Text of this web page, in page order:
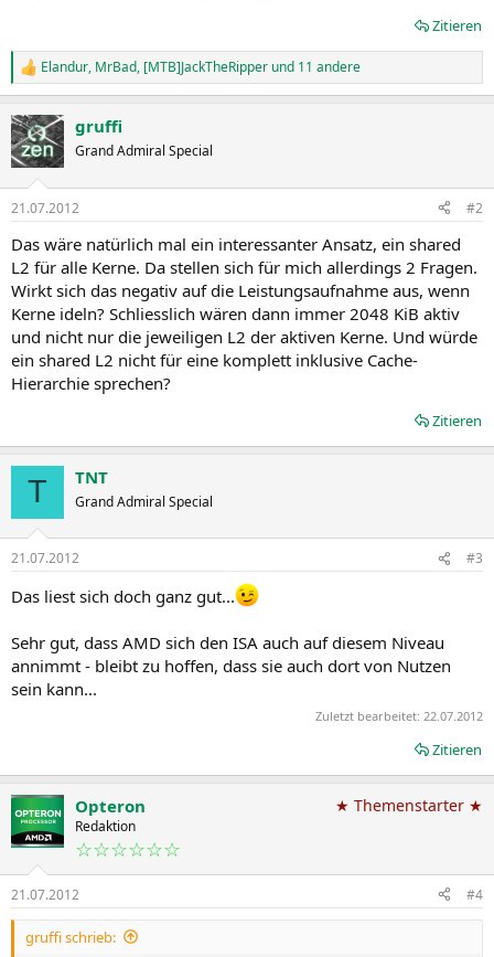
Zitieren
R
e
k
t
i
e
:
Elandur, MrBad, [MTB]JackTheRipper und 11 andere
gruffi
Grand Admiral Special
21.07.2012 #2
Das wäre natürlich mal ein interessanter Ansatz, ein shared
L2 für alle Kerne. Da stellen sich für mich allerdings 2 Fragen.
Wirkt sich das negativ auf die Leistungsaufnahme aus, wenn
Kerne ideln? Schliesslich wären dann immer 2048 KiB aktiv
und nicht nur die jeweiligen L2 der aktiven Kerne. Und würde
ein shared L2 nicht für eine komplett inklusive Cache-
Hierarchie sprechen?
Zitieren
T TNT
Grand Admiral Special
21.07.2012 #3
Das liest sich doch ganz gut...
Sehr gut, dass AMD sich den ISA auch auf diesem Niveau
annimmt - bleibt zu hoffen, dass sie auch dort von Nutzen
sein kann...
Zuletzt bearbeitet: 22.07.2012
Zitieren
Opteron
Redaktion
☆☆☆☆☆☆
★ Themenstarter ★
21.07.2012 #4
gruffi schrieb: